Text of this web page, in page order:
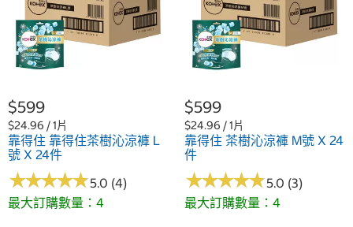
$599
$24.96 / 1片
靠得住 靠得住茶樹沁涼褲 L
號 X 24件
★★★★★
★★★★★5.0 (4)
最大訂購數量：4
$599
$24.96 / 1片
靠得住 茶樹沁涼褲 M號 X 24
件
★★★★★
★★★★★5.0 (3)
最大訂購數量：4